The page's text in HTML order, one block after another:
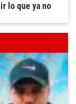
lo que ya no